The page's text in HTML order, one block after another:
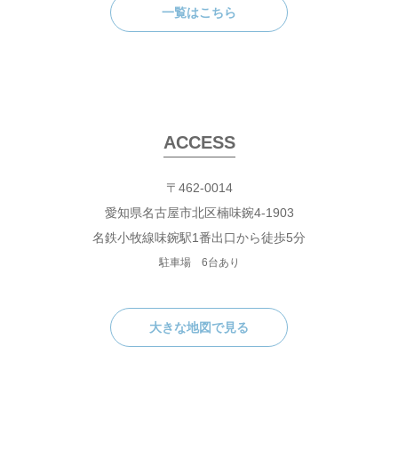
一覧はこちら
ACCESS
〒462-0014
愛知県名古屋市北区楠味鋺4-1903
名鉄小牧線味鋺駅1番出口から徒歩5分
駐車場 6台あり
大きな地図で見る